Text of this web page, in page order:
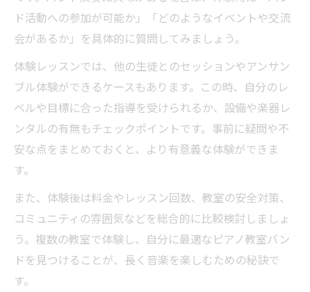
ド活動への参加が可能か」「どのようなイベントや交流
会があるか」を具体的に質問してみましょう。
体験レッスンでは、他の生徒とのセッションやアンサン
ブル体験ができるケースもあります。この時、自分のレ
ベルや目標に合った指導を受けられるか、設備や楽器レ
ンタルの有無もチェックポイントです。事前に疑問や不
安な点をまとめておくと、より有意義な体験ができま
す。
また、体験後は料金やレッスン回数、教室の安全対策、
コミュニティの雰囲気などを総合的に比較検討しましょ
う。複数の教室で体験し、自分に最適なピアノ教室バン
ドを見つけることが、長く音楽を楽しむための秘訣で
す。